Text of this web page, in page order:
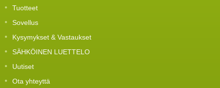
Tuotteet
Sovellus
Kysymykset & Vastaukset
SÄHKÖINEN LUETTELO
Uutiset
Ota yhteyttä